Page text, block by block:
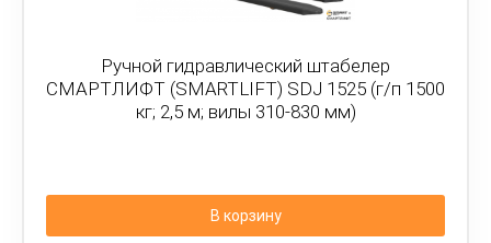
Ручной гидравлический штабелер
СМАРТЛИФТ (SMARTLIFT) SDJ 1525 (г/п 1500
кг; 2,5 м; вилы 310-830 мм)
В корзину